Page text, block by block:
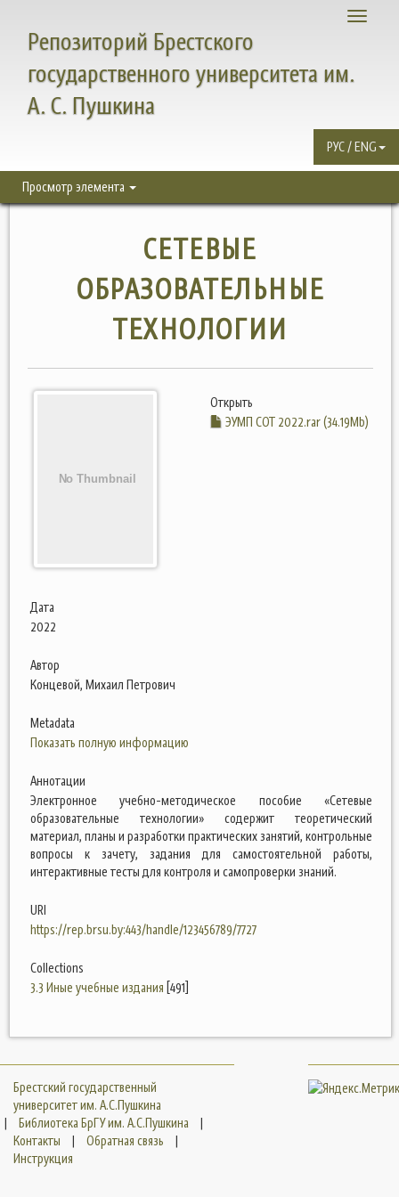
Toggle
Репозиторий Брестского
государственного университета им.
А. С. Пушкина
РУС / ENG
Просмотр элемента
СЕТЕВЫЕ
ОБРАЗОВАТЕЛЬНЫЕ
ТЕХНОЛОГИИ
Открыть
ЭУМП СОТ 2022.rar (34.19Mb)
Дата
2022
Автор
Концевой, Михаил Петрович
Metadata
Показать полную информацию
Аннотации
Электронное учебно-методическое пособие «Сетевые
образовательные технологии» содержит теоретический
материал, планы и разработки практических занятий, контрольные
вопросы к зачету, задания для самостоятельной работы,
интерактивные тесты для контроля и самопроверки знаний.
URI
https://rep.brsu.by:443/handle/123456789/7727
Collections
3.3 Иные учебные издания [491]
Брестский государственный
университет им. А.С.Пушкина
|
Библиотека БрГУ им. А.С.Пушкина
|
Контакты
| Обратная связь
|
Инструкция